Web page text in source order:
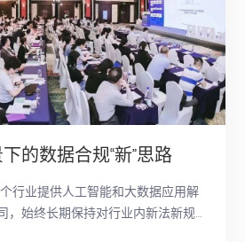
的数据合规“新”思路
行业提供人工智能和大数据应用解
，始终长期保持对行业内新法新规